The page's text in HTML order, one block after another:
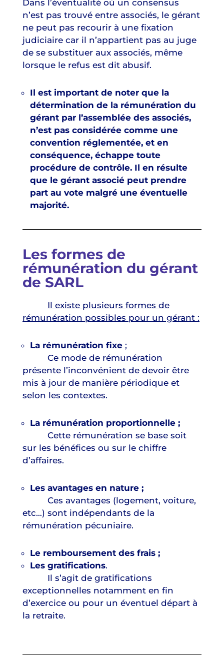
Dans l’éventualité où un consensus
n’est pas trouvé entre associés, le gérant
ne peut pas recourir à une fixation
judiciaire car il n’appartient pas au juge
de se substituer aux associés, même
lorsque le refus est dit abusif.
Il est important de noter que la
détermination de la rémunération du
gérant par l’assemblée des associés,
n’est pas considérée comme une
convention réglementée, et en
conséquence, échappe toute
procédure de contrôle. Il en résulte
que le gérant associé peut prendre
part au vote malgré une éventuelle
majorité.
Les formes de
rémunération du gérant
de SARL
Il existe plusieurs formes de
rémunération possibles pour un gérant :
La rémunération fixe ;
Ce mode de rémunération
présente l’inconvénient de devoir être
mis à jour de manière périodique et
selon les contextes.
La rémunération proportionnelle ;
Cette rémunération se base soit
sur les bénéfices ou sur le chiffre
d’affaires.
Les avantages en nature ;
Ces avantages (logement, voiture,
etc…) sont indépendants de la
rémunération pécuniaire.
Le remboursement des frais ;
Les gratifications.
Il s’agit de gratifications
exceptionnelles notamment en fin
d’exercice ou pour un éventuel départ à
la retraite.